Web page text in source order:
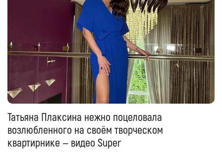
Татьяна Плаксина нежно поцеловала
возлюбленного на своём творческом
квартирнике — видео Super